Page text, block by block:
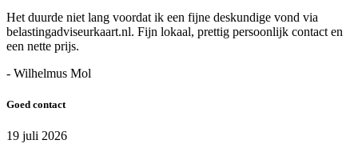
Het duurde niet lang voordat ik een fijne deskundige vond via
belastingadviseurkaart.nl. Fijn lokaal, prettig persoonlijk contact en
een nette prijs.
- Wilhelmus Mol
Goed contact
19 juli 2026